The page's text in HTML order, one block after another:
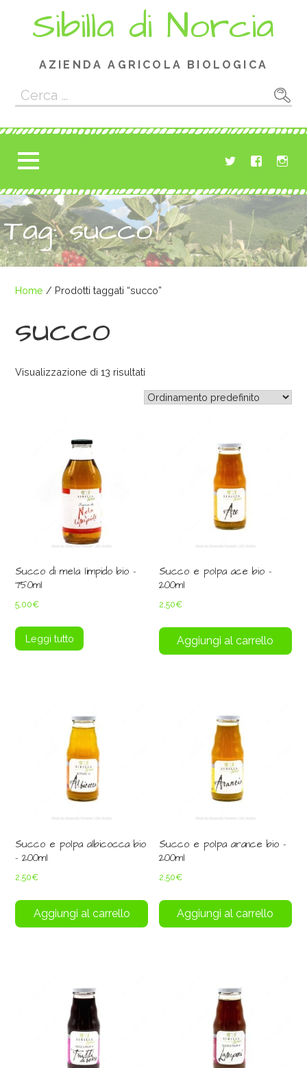
Sibilla di Norcia
AZIENDA AGRICOLA BIOLOGICA
Ricerca
per:
Tag: succo
Home / Prodotti taggati “succo”
succo
Visualizzazione di 13 risultati
Succo di mela limpido bio –
750ml
5,00€
Leggi tutto
Succo e polpa ace bio –
200ml
2,50€
Aggiungi al carrello
Succo e polpa albicocca bio
– 200ml
2,50€
Aggiungi al carrello
Succo e polpa arance bio –
200ml
2,50€
Aggiungi al carrello